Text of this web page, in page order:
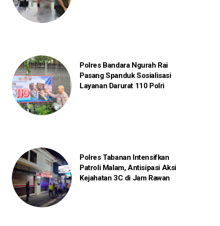
Polres Bandara Ngurah Rai
Pasang Spanduk Sosialisasi
Layanan Darurat 110 Polri
Polres Tabanan Intensifkan
Patroli Malam, Antisipasi Aksi
Kejahatan 3C di Jam Rawan